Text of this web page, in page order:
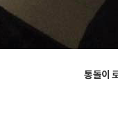
통돌이